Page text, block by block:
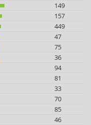
149
157
449
47
75
36
94
81
33
70
85
46